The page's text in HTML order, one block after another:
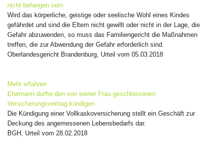
nicht befangen sein
Wird das körperliche, geistige oder seelische Wohl eines Kindes
gefährdet und sind die Eltern nicht gewillt oder nicht in der Lage, die
Gefahr abzuwenden, so muss das Familiengericht die Maßnahmen
treffen, die zur Abwendung der Gefahr erforderlich sind.
Oberlandesgericht Brandenburg, Urteil vom 05.03.2018
Mehr erfahren
Ehemann durfte den von seiner Frau geschlossenen
Versicherungsvertrag kündigen
Die Kündigung einer Vollkaskoversicherung stellt ein Geschäft zur
Deckung des angemessenen Lebensbedarfs dar.
BGH, Urteil vom 28.02.2018